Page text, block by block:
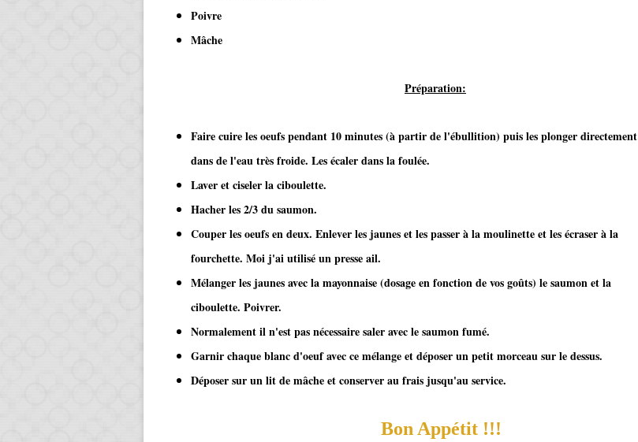
Poivre
Mâche
Préparation:
Faire cuire les oeufs pendant 10 minutes (à partir de l'ébullition) puis les plonger directement
dans de l'eau très froide. Les écaler dans la foulée.
Laver et ciseler la ciboulette.
Hacher les 2/3 du saumon.
Couper les oeufs en deux. Enlever les jaunes et les passer à la moulinette et les écraser à la
fourchette. Moi j'ai utilisé un presse ail.
Mélanger les jaunes avec la mayonnaise (dosage en fonction de vos goûts) le saumon et la
ciboulette. Poivrer.
Normalement il n'est pas nécessaire saler avec le saumon fumé.
Garnir chaque blanc d'oeuf avec ce mélange et déposer un petit morceau sur le dessus.
Déposer sur un lit de mâche et conserver au frais jusqu'au service.
Bon Appétit !!!